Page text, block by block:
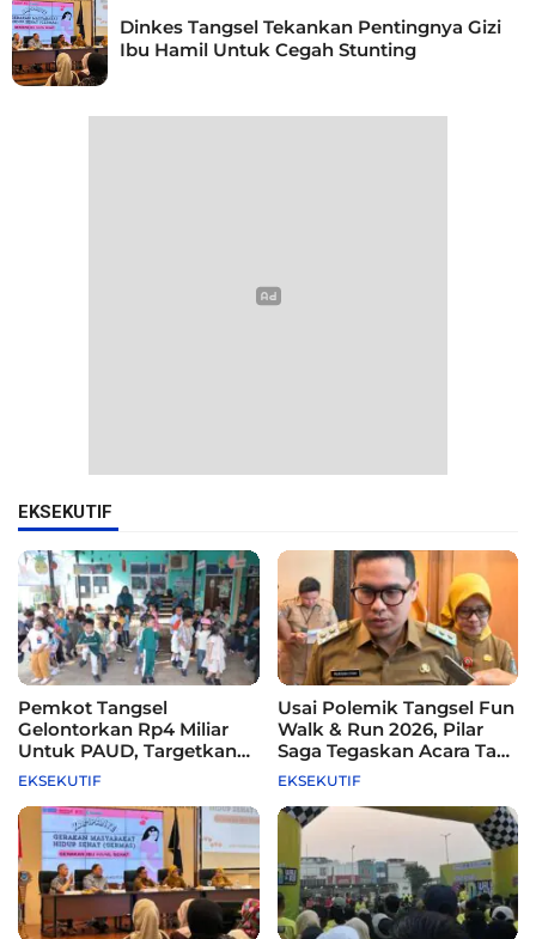
Dinkes Tangsel Tekankan Pentingnya Gizi
Ibu Hamil Untuk Cegah Stunting
EKSEKUTIF
Pemkot Tangsel
Gelontorkan Rp4 Miliar
Untuk PAUD, Targetkan
115 Sekolah
EKSEKUTIF
Usai Polemik Tangsel Fun
Walk & Run 2026, Pilar
Saga Tegaskan Acara Tak
Difasilitasi Pemkot
EKSEKUTIF